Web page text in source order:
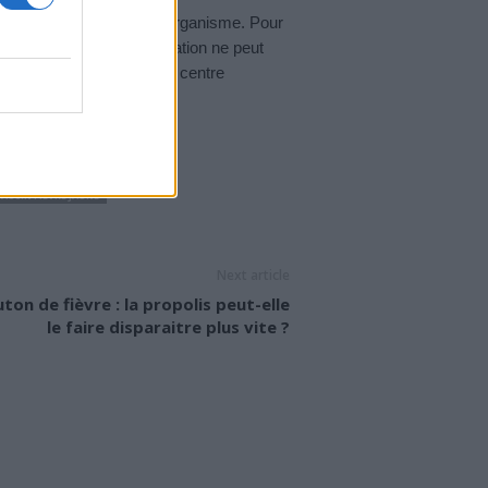
bien toléré par l’organisme. Pour
les 10 ans. La vaccination ne peut
s’orienter vers un centre
délivrer…
FIÈVRE JAUNE
de fièvre : la propolis peut-elle
le faire disparaitre plus vite ?